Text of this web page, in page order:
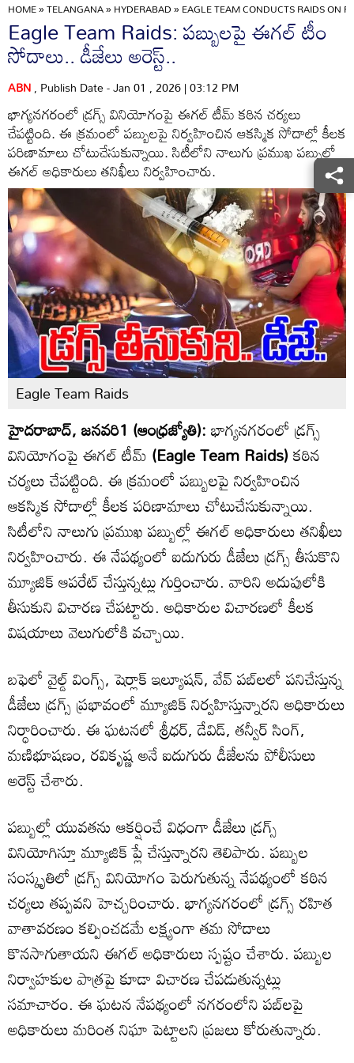
HOME»TELANGANA»HYDERABAD»EAGLE TEAM CONDUCTS RAIDS ON
Eagle Team Raids: పబ్బులపై ఈగల్ టీం
సోదాలు.. డీజేలు అరెస్ట్..
ABN, Publish Date - Jan 01 , 2026 | 03:12 PM
భాగ్యనగరంలో డ్రగ్స్ వినియోగంపై ఈగల్ టీమ్ కఠిన చర్యలు
చేపట్టింది. ఈ క్రమంలో పబ్బులపై నిర్వహించిన ఆకస్మిక సోదాల్లో కీలక
పరిణామాలు చోటుచేసుకున్నాయి. సిటీలోని నాలుగు ప్రముఖ పబ్బుల్లో
ఈగల్ అధికారులు తనిఖీలు నిర్వహించారు.
Eagle Team Raids
హైదరాబాద్, జనవరి1 (ఆంధ్రజ్యోతి):భాగ్యనగరంలో డ్రగ్స్
వినియోగంపై ఈగల్ టీమ్ (Eagle Team Raids)కఠిన
చర్యలు చేపట్టింది. ఈ క్రమంలో పబ్బులపై నిర్వహించిన
ఆకస్మిక సోదాల్లో కీలక పరిణామాలు చోటుచేసుకున్నాయి.
సిటీలోని నాలుగు ప్రముఖ పబ్బుల్లో ఈగల్ అధికారులు తనిఖీలు
నిర్వహించారు. ఈ నేపథ్యంలో ఐదుగురు డీజేలు డ్రగ్స్ తీసుకొని
మ్యూజిక్ ఆపరేట్ చేస్తున్నట్లు గుర్తించారు. వారిని అదుపులోకి
తీసుకుని విచారణ చేపట్టారు. అధికారుల విచారణలో కీలక
విషయాలు వెలుగులోకి వచ్చాయి.
బఫెలో వైల్డ్ వింగ్స్, షెర్లాక్ ఇల్యూషన్, వేవ్ పబ్‌లలో పనిచేస్తున్న
డీజేలు డ్రగ్స్ ప్రభావంలో మ్యూజిక్ నిర్వహిస్తున్నారని అధికారులు
నిర్ధారించారు. ఈ ఘటనలో శ్రీధర్, డేవిడ్, తన్వీర్ సింగ్,
మణిభూషణం, రవికృష్ణ అనే ఐదుగురు డీజేలను పోలీసులు
అరెస్ట్ చేశారు.
పబ్బుల్లో యువతను ఆకర్షించే విధంగా డీజేలు డ్రగ్స్
వినియోగిస్తూ మ్యూజిక్ ప్లే చేస్తున్నారని తెలిపారు. పబ్బుల
సంస్కృతిలో డ్రగ్స్ వినియోగం పెరుగుతున్న నేపథ్యంలో కఠిన
చర్యలు తప్పవని హెచ్చరించారు. భాగ్యనగరంలో డ్రగ్స్ రహిత
వాతావరణం కల్పించడమే లక్ష్యంగా తమ సోదాలు
కొనసాగుతాయని ఈగల్ అధికారులు స్పష్టం చేశారు. పబ్బుల
నిర్వాహకుల పాత్రపై కూడా విచారణ చేపడుతున్నట్లు
సమాచారం. ఈ ఘటన నేపథ్యంలో నగరంలోని పబ్‌లపై
అధికారులు మరింత నిఘా పెట్టాలని ప్రజలు కోరుతున్నారు.